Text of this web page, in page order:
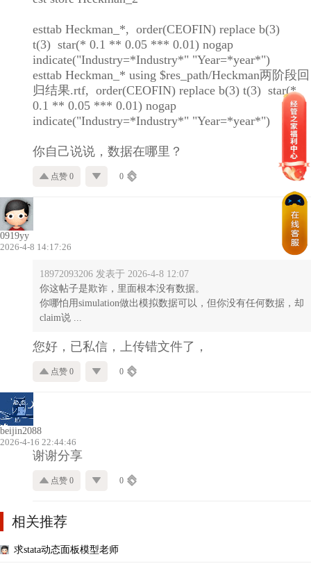
esttab Heckman_*, order(CEOFIN) replace b(3)
t(3) star(* 0.1 ** 0.05 *** 0.01) nogap
indicate("Industry=*Industry*" "Year=*year*")
esttab Heckman_* using $res_path/Heckman两阶段回
归结果.rtf, order(CEOFIN) replace b(3) t(3) star(*
0.1 ** 0.05 *** 0.01) nogap
indicate("Industry=*Industry*" "Year=*year*")
你自己说说，数据在哪里？
点赞 0 0
0919yy
2026-4-8 14:17:26
18972093206 发表于 2026-4-8 12:07
你这帖子是欺诈，里面根本没有数据。
你哪怕用simulation做出模拟数据可以，但你没有任何数据，却
claim说 ...
您好，已私信，上传错文件了，
点赞 0 0
beijin2088
2026-4-16 22:44:46
谢谢分享
点赞 0 0
相关推荐
求stata动态面板模型老师